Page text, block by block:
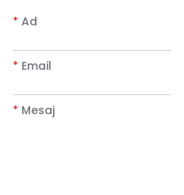
* Ad
* Email
* Mesaj